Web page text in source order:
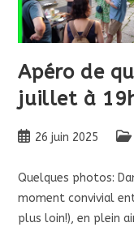
Apéro de
juillet à
Publication
26 juin 2025
Quelques photos:
moment convivial
plus loin!), en plein